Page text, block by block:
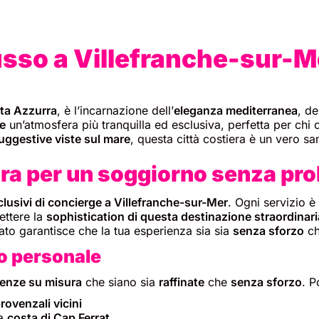
a Villefranche-sur-
Azzurra, è l’incarnazione dell’eleganza mediterranea,
un’atmosfera più tranquilla ed esclusiva, perfetta per chi
viste sul mare, questa città costiera è un vero
per un soggiorno senza
di concierge a Villefranche-sur-Mer. Ogni servizio è
la sophistication di questa destinazione
garantisce che la tua esperienza sia sia senza sforzo
personale
su misura che siano sia raffinate che senza sforzo.
vicini